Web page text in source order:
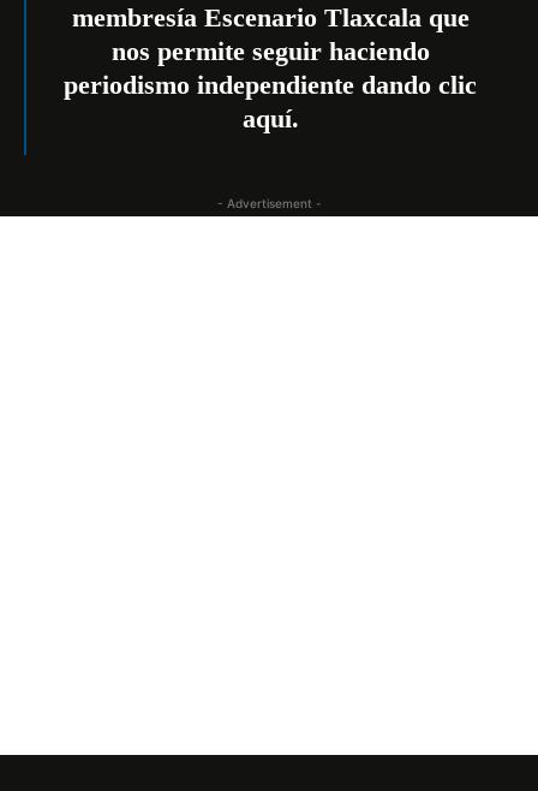
membresía Escenario Tlaxcala que
nos permite seguir haciendo
periodismo independiente dando clic
aquí.
- Advertisement -